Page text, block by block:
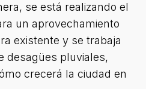
se está realizando el
un aprovechamiento
existente y se trabaja
desagües pluviales,
crecerá la ciudad en